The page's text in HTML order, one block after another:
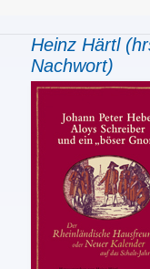
Heinz Härtl
Nachwort)